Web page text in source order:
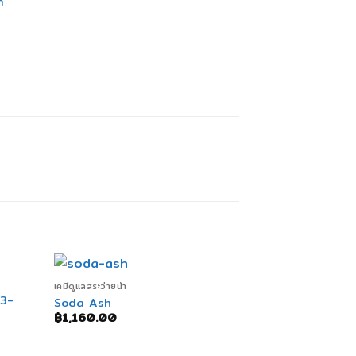
เคมีดูแลสระว่ายน้ำ
Soda Ash
฿1,160.00